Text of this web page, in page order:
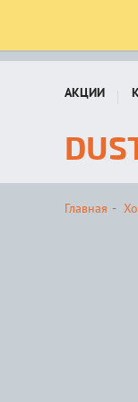
АКЦИИ
Главная